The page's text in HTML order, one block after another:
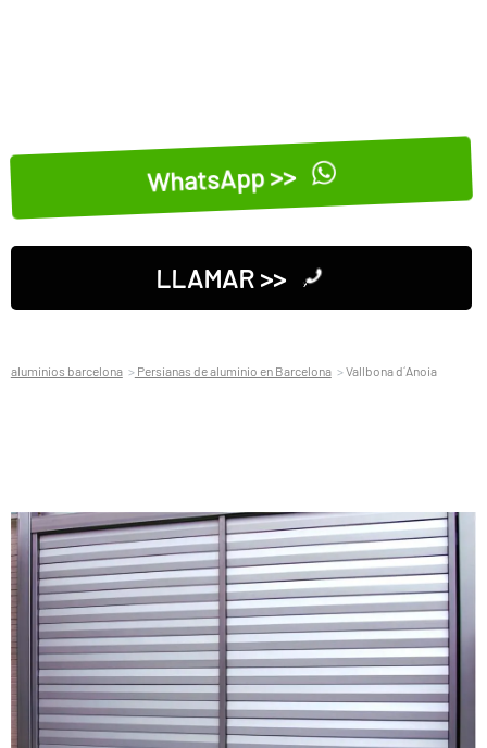
WhatsApp >>
LLAMAR >>
aluminios barcelona Persianas de aluminio en Barcelona Vallbona d´Anoia